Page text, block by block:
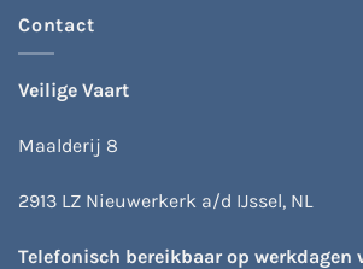
Contact
Veilige Vaart
Maalderij 8
2913 LZ Nieuwerkerk a/d IJssel, NL
Telefonisch bereikbaar op werkdagen